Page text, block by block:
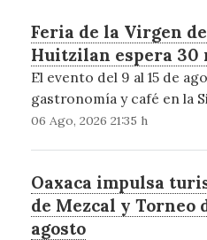
Feria de la Virgen
Huitzilan espera
El evento del 9 al 15 de
gastronomía y café en la
06 Ago, 2026 21:35 h
Oaxaca impulsa
de Mezcal y Torneo
agosto